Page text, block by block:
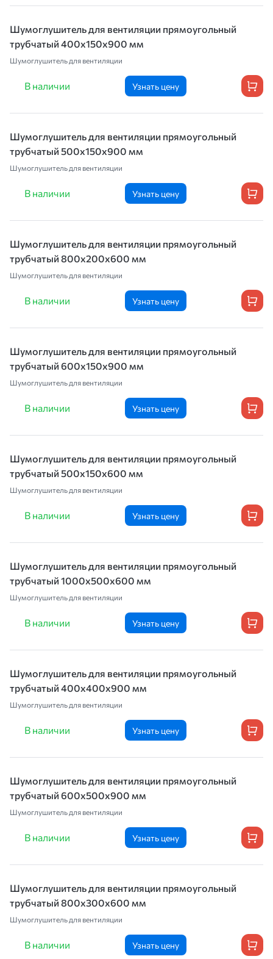
Шумоглушитель для вентиляции прямоугольный
трубчатый 400х150х900 мм
Шумоглушитель для вентиляции
В наличии Узнать цену
Шумоглушитель для вентиляции прямоугольный
трубчатый 500х150х900 мм
Шумоглушитель для вентиляции
В наличии Узнать цену
Шумоглушитель для вентиляции прямоугольный
трубчатый 800х200х600 мм
Шумоглушитель для вентиляции
В наличии Узнать цену
Шумоглушитель для вентиляции прямоугольный
трубчатый 600х150х900 мм
Шумоглушитель для вентиляции
В наличии Узнать цену
Шумоглушитель для вентиляции прямоугольный
трубчатый 500х150х600 мм
Шумоглушитель для вентиляции
В наличии Узнать цену
Шумоглушитель для вентиляции прямоугольный
трубчатый 1000х500х600 мм
Шумоглушитель для вентиляции
В наличии Узнать цену
Шумоглушитель для вентиляции прямоугольный
трубчатый 400х400х900 мм
Шумоглушитель для вентиляции
В наличии Узнать цену
Шумоглушитель для вентиляции прямоугольный
трубчатый 600х500х900 мм
Шумоглушитель для вентиляции
В наличии Узнать цену
Шумоглушитель для вентиляции прямоугольный
трубчатый 800х300х600 мм
Шумоглушитель для вентиляции
В наличии Узнать цену